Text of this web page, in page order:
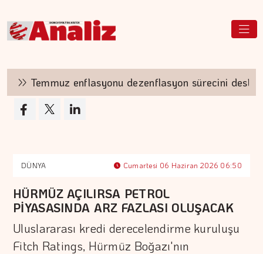
Temmuz enflasyonu dezenflasyon sürecini
DÜNYA Cumartesi 06 Haziran 2026 06:50
HÜRMÜZ AÇILIRSA PETROL
PİYASASINDA ARZ FAZLASI OLUŞACAK
Uluslararası kredi derecelendirme kuruluşu
Fitch Ratings, Hürmüz Boğazı'nın